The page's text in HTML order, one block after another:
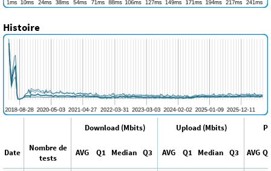
Histoire
Download (Mbits) Upload (Mbits)
Date
Nombre de
tests
AVG Q1 Median Q3 AVG Q1 Median Q3 AVG